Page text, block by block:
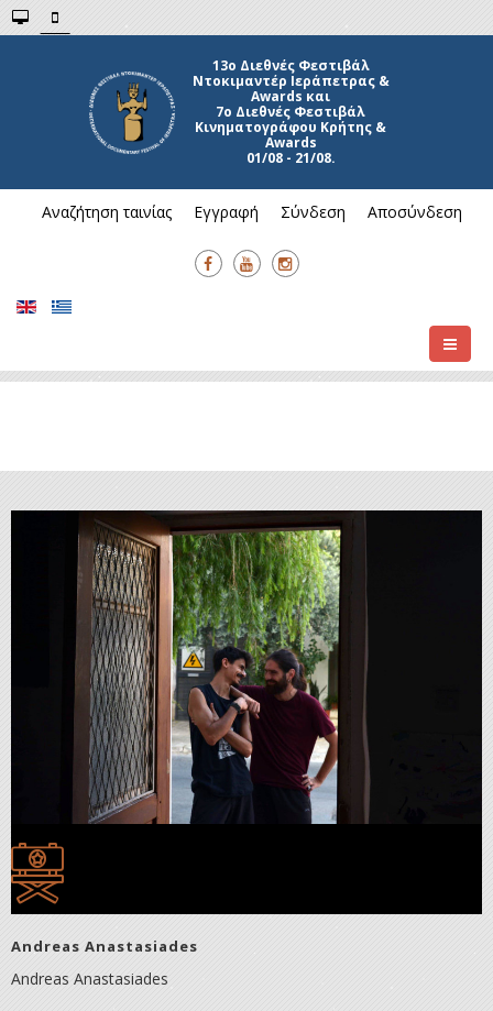
13ο Διεθνές Φεστιβάλ
Ντοκιμαντέρ Ιεράπετρας &
Awards και
7ο Διεθνές Φεστιβάλ
Κινηματογράφου Κρήτης &
Awards
01/08 - 21/08.
Αναζήτηση ταινίας Εγγραφή Σύνδεση Αποσύνδεση
Andreas Anastasiades
Andreas Anastasiades